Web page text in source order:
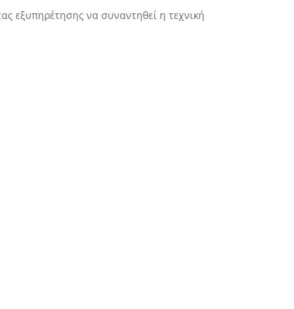
εξυπηρέτησης να συναντηθεί η τεχνική